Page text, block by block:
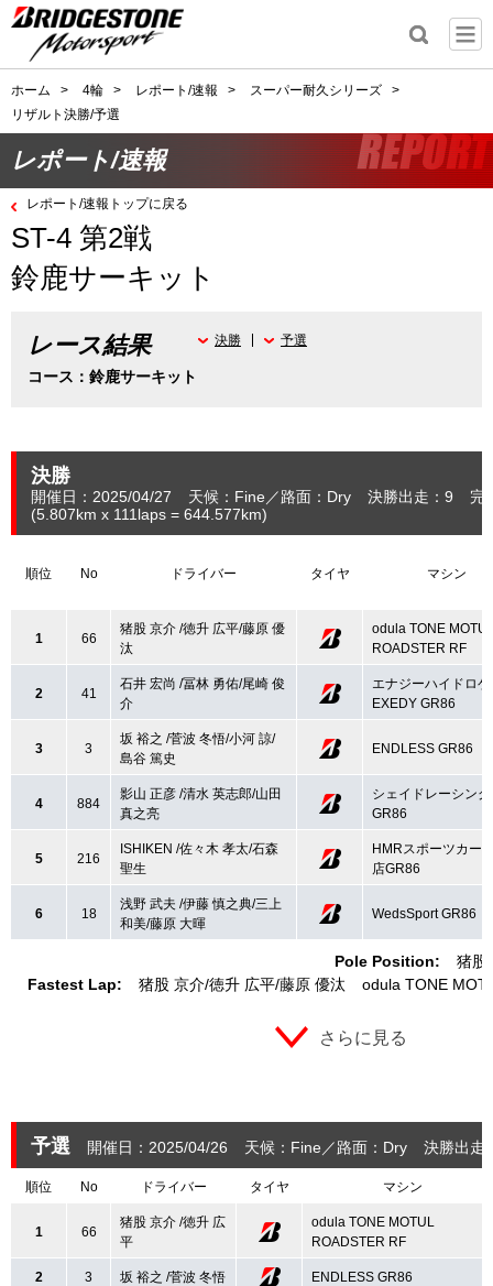
ホーム > 4輪 > レポート/速報 > スーパー耐久シリーズ
>
リザルト決勝/予選
レポート/速報
レポート/速報トップに戻る
ST-4 第2戦
鈴鹿サーキット
レース結果
コース：鈴鹿サーキット
決勝 予選
決勝
開催日：2025/04/27 天候：Fine 路面：Dry 決勝出走：9
完
(5.807km x 111laps = 644.577km)
順位 No ドライバー タイヤ マシン
Pole Position:
猪股
Fastest Lap:
猪股 京介 徳升 広平 藤原 優汰 odula TONE
1 66
猪股 京介 /徳升 広平/藤原 優
汰
odula TONE
ROADSTER RF
2 41
石井 宏尚 /冨林 勇佑/尾崎 俊
介
エナジーハイドロ
EXEDY GR86
3 3
坂 裕之 /菅波 冬悟/小河 諒/
島谷 篤史
ENDLESS GR86
4 884
影山 正彦 /清水 英志郎/山田
真之亮
シェイドレーシング
GR86
5 216
ISHIKEN /佐々木 孝太/石森
聖生
HMRスポーツカー
店GR86
6 18
浅野 武夫 /伊藤 慎之典/三上
和美/藤原 大暉
WedsSport GR86
さらに見る
予選 開催日：2025/04/26 天候：Fine 路面：Dry 決勝出走
順位 No ドライバー タイヤ マシン
1 66
猪股 京介 /徳升 広
平
odula TONE MOTUL
ROADSTER RF
2 3 坂 裕之 /菅波 冬悟 ENDLESS GR86